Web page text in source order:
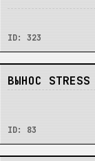
ID: 323
НЕТ
ВЫНОС
ID: 83